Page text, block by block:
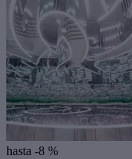
hasta -8 %